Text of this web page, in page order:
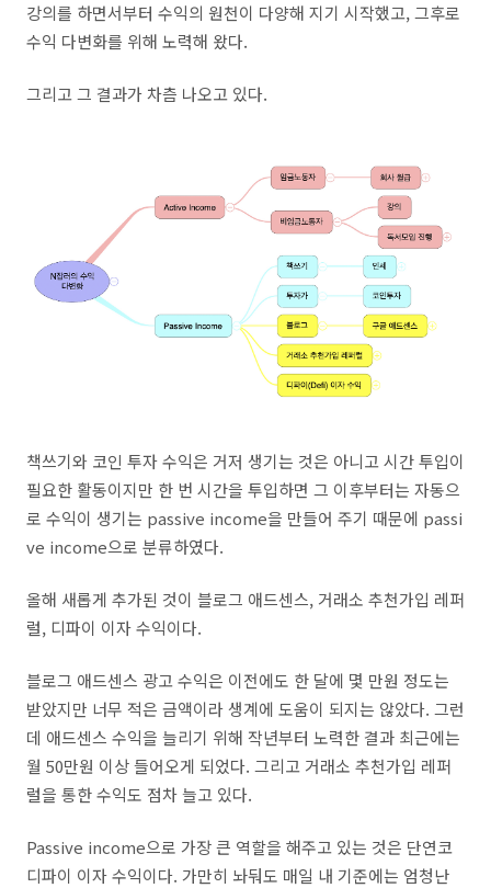
강의를 하면서부터 수익의 원천이 다양해 지기 시작했고, 그후로
수익 다변화를 위해 노력해 왔다.
그리고 그 결과가 차츰 나오고 있다.
책쓰기와 코인 투자 수익은 거저 생기는 것은 아니고 시간 투입이
필요한 활동이지만 한 번 시간을 투입하면 그 이후부터는 자동으
로 수익이 생기는 passive income을 만들어 주기 때문에 passi
ve income으로 분류하였다.
올해 새롭게 추가된 것이 블로그 애드센스, 거래소 추천가입 레퍼
럴, 디파이 이자 수익이다.
블로그 애드센스 광고 수익은 이전에도 한 달에 몇 만원 정도는
받았지만 너무 적은 금액이라 생계에 도움이 되지는 않았다. 그런
데 애드센스 수익을 늘리기 위해 작년부터 노력한 결과 최근에는
월 50만원 이상 들어오게 되었다. 그리고 거래소 추천가입 레퍼
럴을 통한 수익도 점차 늘고 있다.
Passive income으로 가장 큰 역할을 해주고 있는 것은 단연코
디파이 이자 수익이다. 가만히 놔둬도 매일 내 기준에는 엄청난